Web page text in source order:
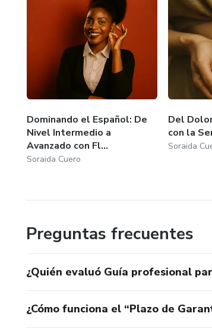
- Unir cultura, sabor y conocimiento en un
Dominando el Español: De
Nivel Intermedio a
Avanzado con Fl...
Soraida Cuero
Del
con la
Soraida
Preguntas frecuentes
¿Quién evaluó Guía profesional
¿Cómo funciona el “Plazo de